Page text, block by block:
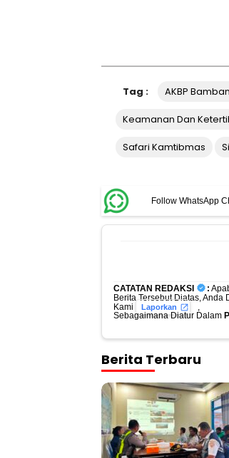
Tag : AKBP
Keamanan Dan
Safari Kamtibmas
Follow WhatsApp
CATATAN REDAKSI :
Berita Tersebut Diatas,
Kami
Laporkan
,
Sebagaimana Diatur Dalam
Berita Terbaru